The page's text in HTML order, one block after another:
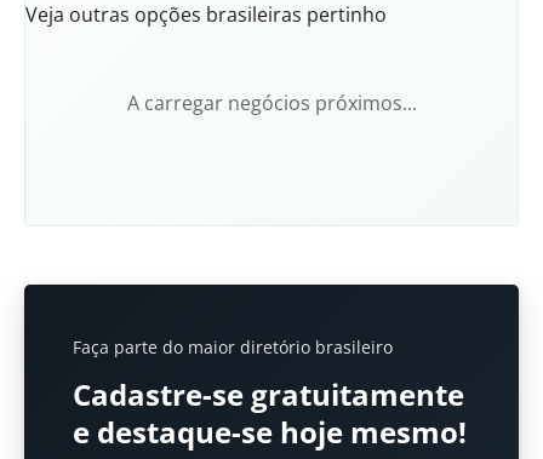
Veja outras opções brasileiras pertinho
A carregar negócios próximos...
Faça parte do maior diretório brasileiro
Cadastre-se gratuitamente
e destaque-se hoje mesmo!